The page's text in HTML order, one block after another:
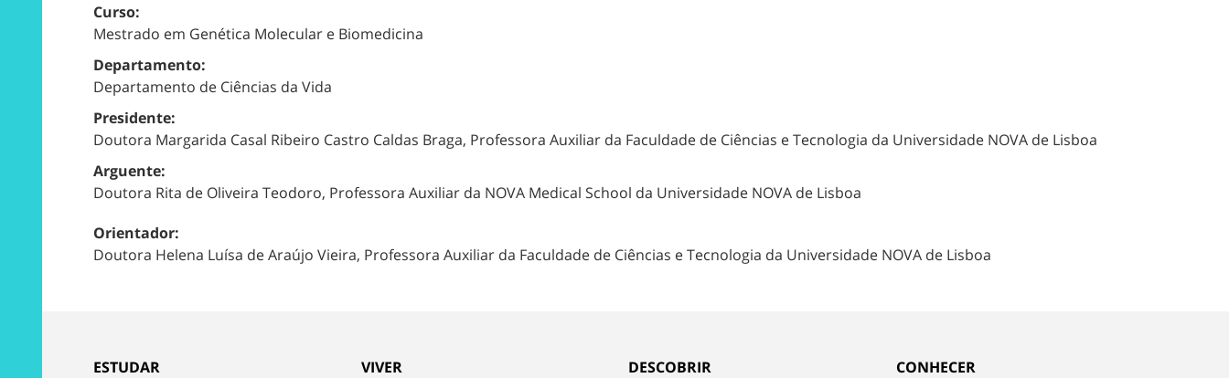
Curso:
Mestrado em Genética Molecular e Biomedicina
Departamento:
Departamento de Ciências da Vida
Presidente:
Doutora Margarida Casal Ribeiro Castro Caldas Braga, Professora Auxiliar da Faculdade de Ciências e Tecnologia da Universidade NOVA de Lisboa
Arguente:
Doutora Rita de Oliveira Teodoro, Professora Auxiliar da NOVA Medical School da Universidade NOVA de Lisboa
Orientador:
Doutora Helena Luísa de Araújo Vieira, Professora Auxiliar da Faculdade de Ciências e Tecnologia da Universidade NOVA de Lisboa
ESTUDAR
VIVER
DESCOBRIR
CONHECER